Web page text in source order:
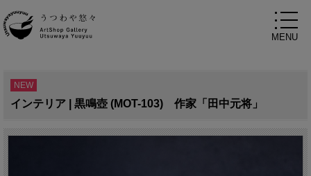
NEW
インテリア | 黒鳴壺 (MOT-103) 作家「田中元将」